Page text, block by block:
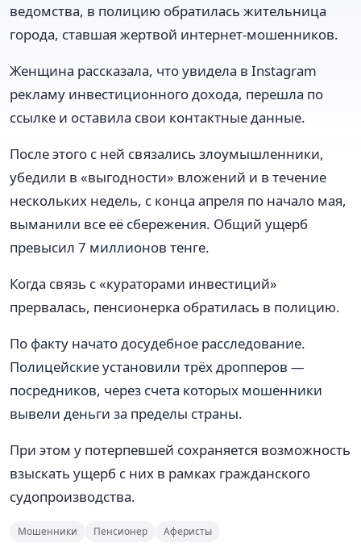
ведомства, в полицию обратилась жительница
города, ставшая жертвой интернет-мошенников.
Женщина рассказала, что увидела в Instagram
рекламу инвестиционного дохода, перешла по
ссылке и оставила свои контактные данные.
После этого с ней связались злоумышленники,
убедили в «выгодности» вложений и в течение
нескольких недель, с конца апреля по начало мая,
выманили все её сбережения. Общий ущерб
превысил 7 миллионов тенге.
Когда связь с «кураторами инвестиций»
прервалась, пенсионерка обратилась в полицию.
По факту начато досудебное расследование.
Полицейские установили трёх дропперов —
посредников, через счета которых мошенники
вывели деньги за пределы страны.
При этом у потерпевшей сохраняется возможность
взыскать ущерб с них в рамках гражданского
судопроизводства.
Мошенники Пенсионер Аферисты